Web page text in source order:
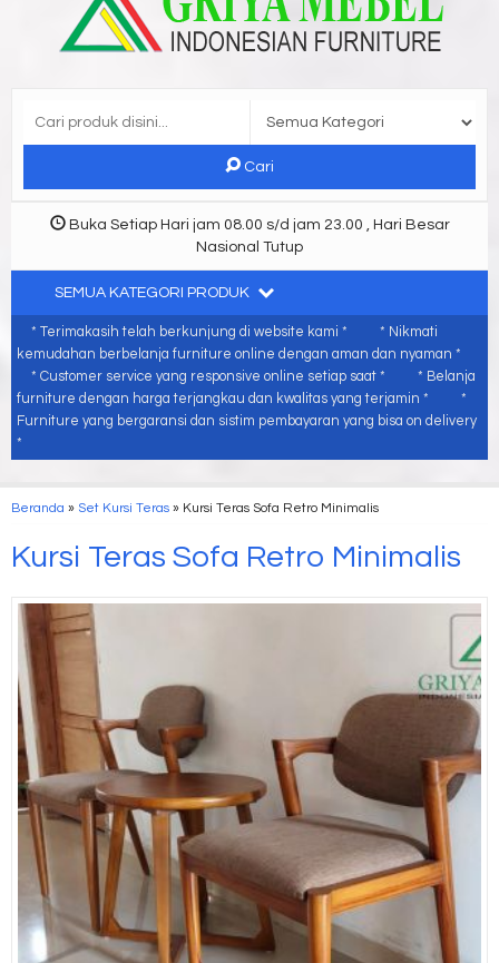
Cari
Buka Setiap Hari jam 08.00 s/d jam 23.00 , Hari Besar
Nasional Tutup
SEMUA KATEGORI PRODUK
* Terimakasih telah berkunjung di website kami *
* Nikmati
kemudahan berbelanja furniture online dengan aman dan nyaman *
* Customer service yang responsive online setiap saat *
* Belanja
furniture dengan harga terjangkau dan kwalitas yang terjamin *
*
Furniture yang bergaransi dan sistim pembayaran yang bisa on delivery
*
Beranda » Set Kursi Teras » Kursi Teras Sofa Retro Minimalis
Kursi Teras Sofa Retro Minimalis